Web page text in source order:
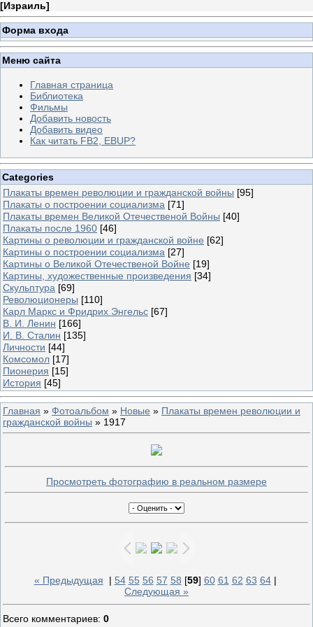
[Израиль]
Форма входа
Меню сайта
Главная страница
Библиотека
Фильмы
Добавить новость
Добавить видео
Как читать FB2, EBUP?
Categories
Плакаты времен революции и гражданской войны [95]
Плакаты о построении социализма [71]
Плакаты времен Великой Отечественой Войны [40]
Плакаты после 1960 [46]
Картины о революции и гражданской войне [62]
Картины о построении социализма [27]
Картины о Великой Отечественой Войне [19]
Картины, художественные произведения [34]
Скульптура [69]
Революционеры [110]
Карл Маркс и Фридрих Энгельс [67]
В. И. Ленин [166]
И. В. Сталин [135]
Личности [44]
Комсомол [17]
Пионерия [15]
История [45]
Главная » Фотоальбом » Новые » Плакаты времен революции и
гражданской войны » 1917
Просмотреть фотографию в реальном размере
« Предыдущая | 54 55 56 57 58 [59] 60 61 62 63 64|
Следующая »
Всего комментариев: 0